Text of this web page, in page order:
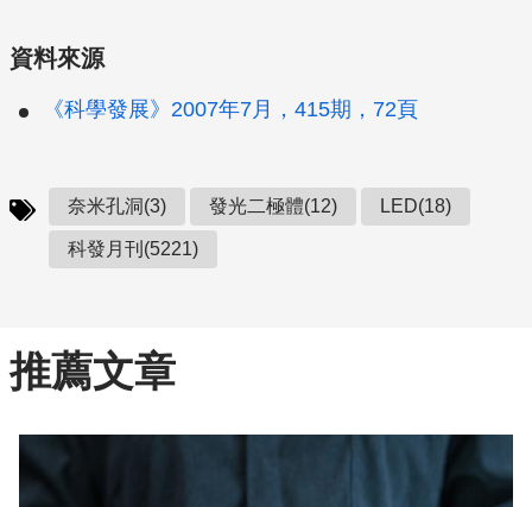
資料來源
《科學發展》2007年7月，415期，72頁
奈米孔洞(3) 發光二極體(12) LED(18)
科發月刊(5221)
推薦文章